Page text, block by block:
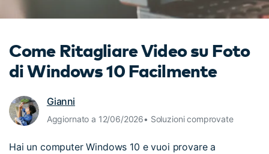
Tip per YouTube
Apprendimento
Come Ritagliare Video su Foto
di Windows 10 Facilmente
Gianni
Aggiornato a 12/06/2026• Soluzioni comprovate
Hai un computer Windows 10 e vuoi provare a